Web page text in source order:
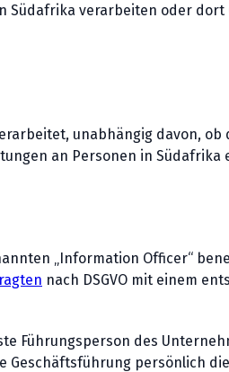
Südafrika verarbeiten oder
unabhängig davon,
an Personen in
„Information Officer“
nach DSGVO mit einem
Führungsperson des
Geschäftsführung persönlich